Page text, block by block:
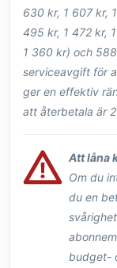
630 kr, 1 607 kr,
495 kr, 1 472 kr,
1 360 kr) och
serviceavgift för
ger en effektiv
att återbetala är
Att låna
Om du
du en
budget-